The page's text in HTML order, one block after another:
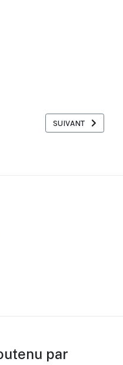
ARTICLE SUIVANT
SUIVANT
par